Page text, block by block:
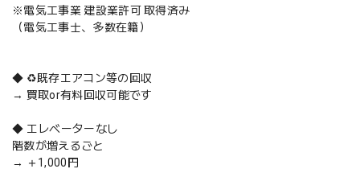
※電気工事業 建設業許可 取得済み
（電気工事士、多数在籍）
◆ ♻️既存エアコン等の回収
→ 買取or有料回収可能です
◆ エレベーターなし
階数が増えるごと
→ ＋1,000円